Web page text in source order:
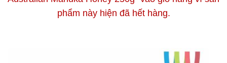
phẩm này hiện đã hết hàng.